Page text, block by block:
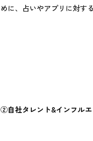
めに、占いやアプリに対す
②自社タレント&インフル